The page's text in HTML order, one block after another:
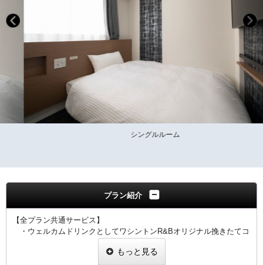
シングルルーム
プラン紹介
【全プラン共通サービス】
・ウェルカムドリンクとしてワシントンR&Bオリジナル挽きたてコ
・全室インターネット回線接続可能（Wi-Fi・有線LAN）
もっと見る